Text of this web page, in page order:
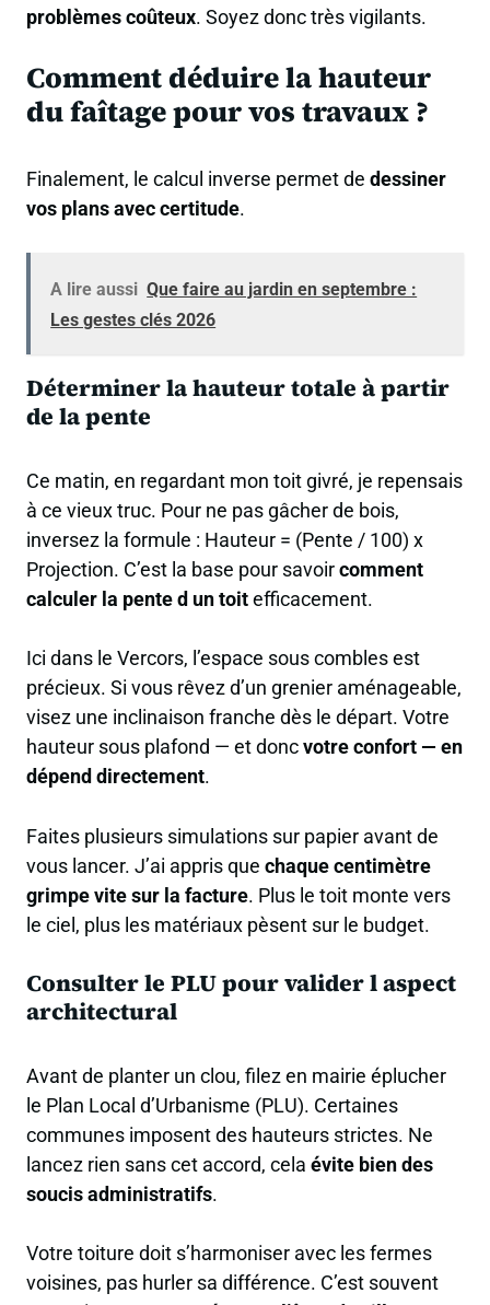
problèmes coûteux. Soyez donc très vigilants.
Comment déduire la hauteur
du faîtage pour vos travaux ?
Finalement, le calcul inverse permet de dessiner
vos plans avec certitude.
A lire aussi Que faire au jardin en septembre :
Les gestes clés 2026
Déterminer la hauteur totale à partir
de la pente
Ce matin, en regardant mon toit givré, je repensais
à ce vieux truc. Pour ne pas gâcher de bois,
inversez la formule : Hauteur = (Pente / 100) x
Projection. C’est la base pour savoircomment
calculer la pente d un toitefficacement.
Ici dans le Vercors, l’espace sous combles est
précieux. Si vous rêvez d’un grenier aménageable,
visez une inclinaison franche dès le départ. Votre
hauteur sous plafond — et doncvotre confort — en
dépend directement.
Faites plusieurs simulations sur papier avant de
vous lancer. J’ai appris que chaque centimètre
grimpe vite sur la facture. Plus le toit monte vers
le ciel, plus les matériaux pèsent sur le budget.
Consulter le PLU pour valider l aspect
architectural
Avant de planter un clou, filez en mairie éplucher
le Plan Local d’Urbanisme (PLU). Certaines
communes imposent des hauteurs strictes. Ne
lancez rien sans cet accord, cela évite bien des
soucis administratifs.
Votre toiture doit s’harmoniser avec les fermes
voisines, pas hurler sa différence. C’est souvent